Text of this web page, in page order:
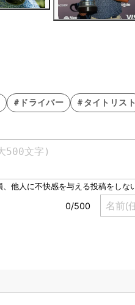
#ドライバー #タイトリスト